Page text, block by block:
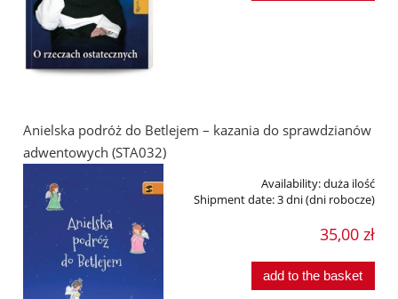
Anielska podróż do Betlejem – kazania do sprawdzianów
adwentowych (STA032)
Availability:duża ilość
Shipment date:3 dni (dni robocze)
35,00 zł
add to the basket